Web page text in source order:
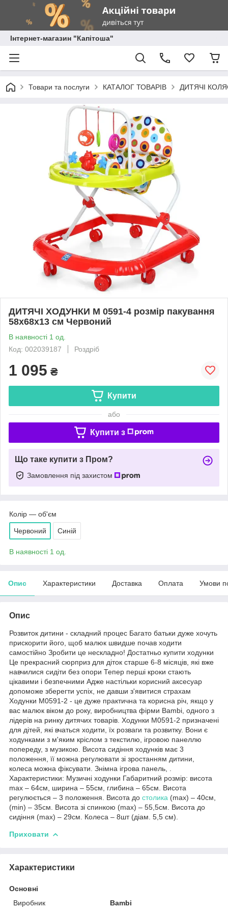
Інтернет-магазин "Капітоша"
Товари та послуги КАТАЛОГ ТОВАРІВ ДИТЯЧІ
ДИТЯЧІ ХОДУНКИ M 0591-4 розмір пакування
58х68х13 см Червоний
В наявності 1 од.
Код: 002039187
Роздріб
1 095 ₴
Купити
або
Купити з
Що таке купити з Пром?
Замовлення під захистом
Колір — об'єм
Червоний Синій
В наявності 1 од.
Опис Характеристики Доставка Оплата Умови
Опис
Розвиток дитини - складний процес Багато батьки дуже хочуть
прискорити його, щоб малюк швидше почав ходити
самостійно Зробити це нескладно! Достатньо купити ходунки
Це прекрасний сюрприз для діток старше 6-8 місяців, які вже
навчилися сидіти без опори Тепер перші кроки стають
цікавими і безпечними Адже настільки корисний аксесуар
допоможе зберегти успіх, не давши з'явитися страхам
Ходунки M0591-2 - це дуже практична та корисна річ, якщо у
вас малюк віком до року, виробництва фірми Bambi, одного з
лідерів на ринку дитячих товарів. Ходунки M0591-2 призначені
для дітей, які вчаться ходити, їх розваги та розвитку. Вони є
ходунками з м'яким кріслом з текстилю, ігровою панеллю
попереду, з музикою. Висота сидіння ходунків має 3
положення, її можна регулювати зі зростанням дитини,
колеса можна фіксувати. Знімна ігрова панель, .
Характеристики: Музичні ходунки Габаритний розмір: висота
max – 64см, ширина – 55см, глибина – 65см. Висота
регулюється – 3 положення. Висота до столика (max) – 40см,
(min) – 35см. Висота зі спинкою (max) – 55,5см. Висота до
сидіння (max) – 29см. Колеса – 8шт (діам. 5,5 см).
Приховати
Характеристики
Основні
Виробник
Bambi